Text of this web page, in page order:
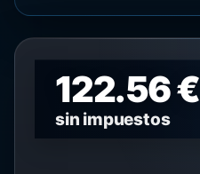
122.56 €
sin impuestos